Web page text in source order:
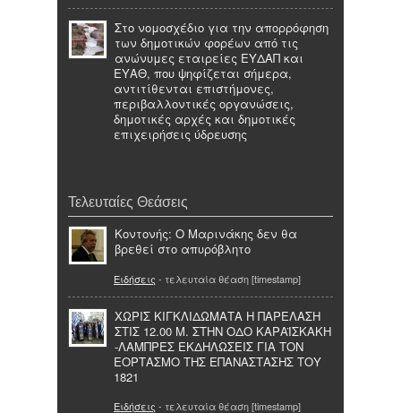
Στο νομοσχέδιο για την απορρόφηση
των δημοτικών φορέων από τις
ανώνυμες εταιρείες ΕΥΔΑΠ και
ΕΥΑΘ, που ψηφίζεται σήμερα,
αντιτίθενται επιστήμονες,
περιβαλλοντικές οργανώσεις,
δημοτικές αρχές και δημοτικές
επιχειρήσεις ύδρευσης
Τελευταίες Θεάσεις
Κοντονής: Ο Μαρινάκης δεν θα
βρεθεί στο απυρόβλητο
Ειδήσεις - τελευταία θέαση [timestamp]
ΧΩΡΙΣ ΚΙΓΚΛΙΔΩΜΑΤΑ Η ΠΑΡΕΛΑΣΗ
ΣΤΙΣ 12.00 Μ. ΣΤΗΝ ΟΔΟ ΚΑΡΑΪΣΚΑΚΗ
-ΛΑΜΠΡΕΣ ΕΚΔΗΛΩΣΕΙΣ ΓΙΑ ΤΟΝ
ΕΟΡΤΑΣΜΟ ΤΗΣ ΕΠΑΝΑΣΤΑΣΗΣ ΤΟΥ
1821
Ειδήσεις - τελευταία θέαση [timestamp]